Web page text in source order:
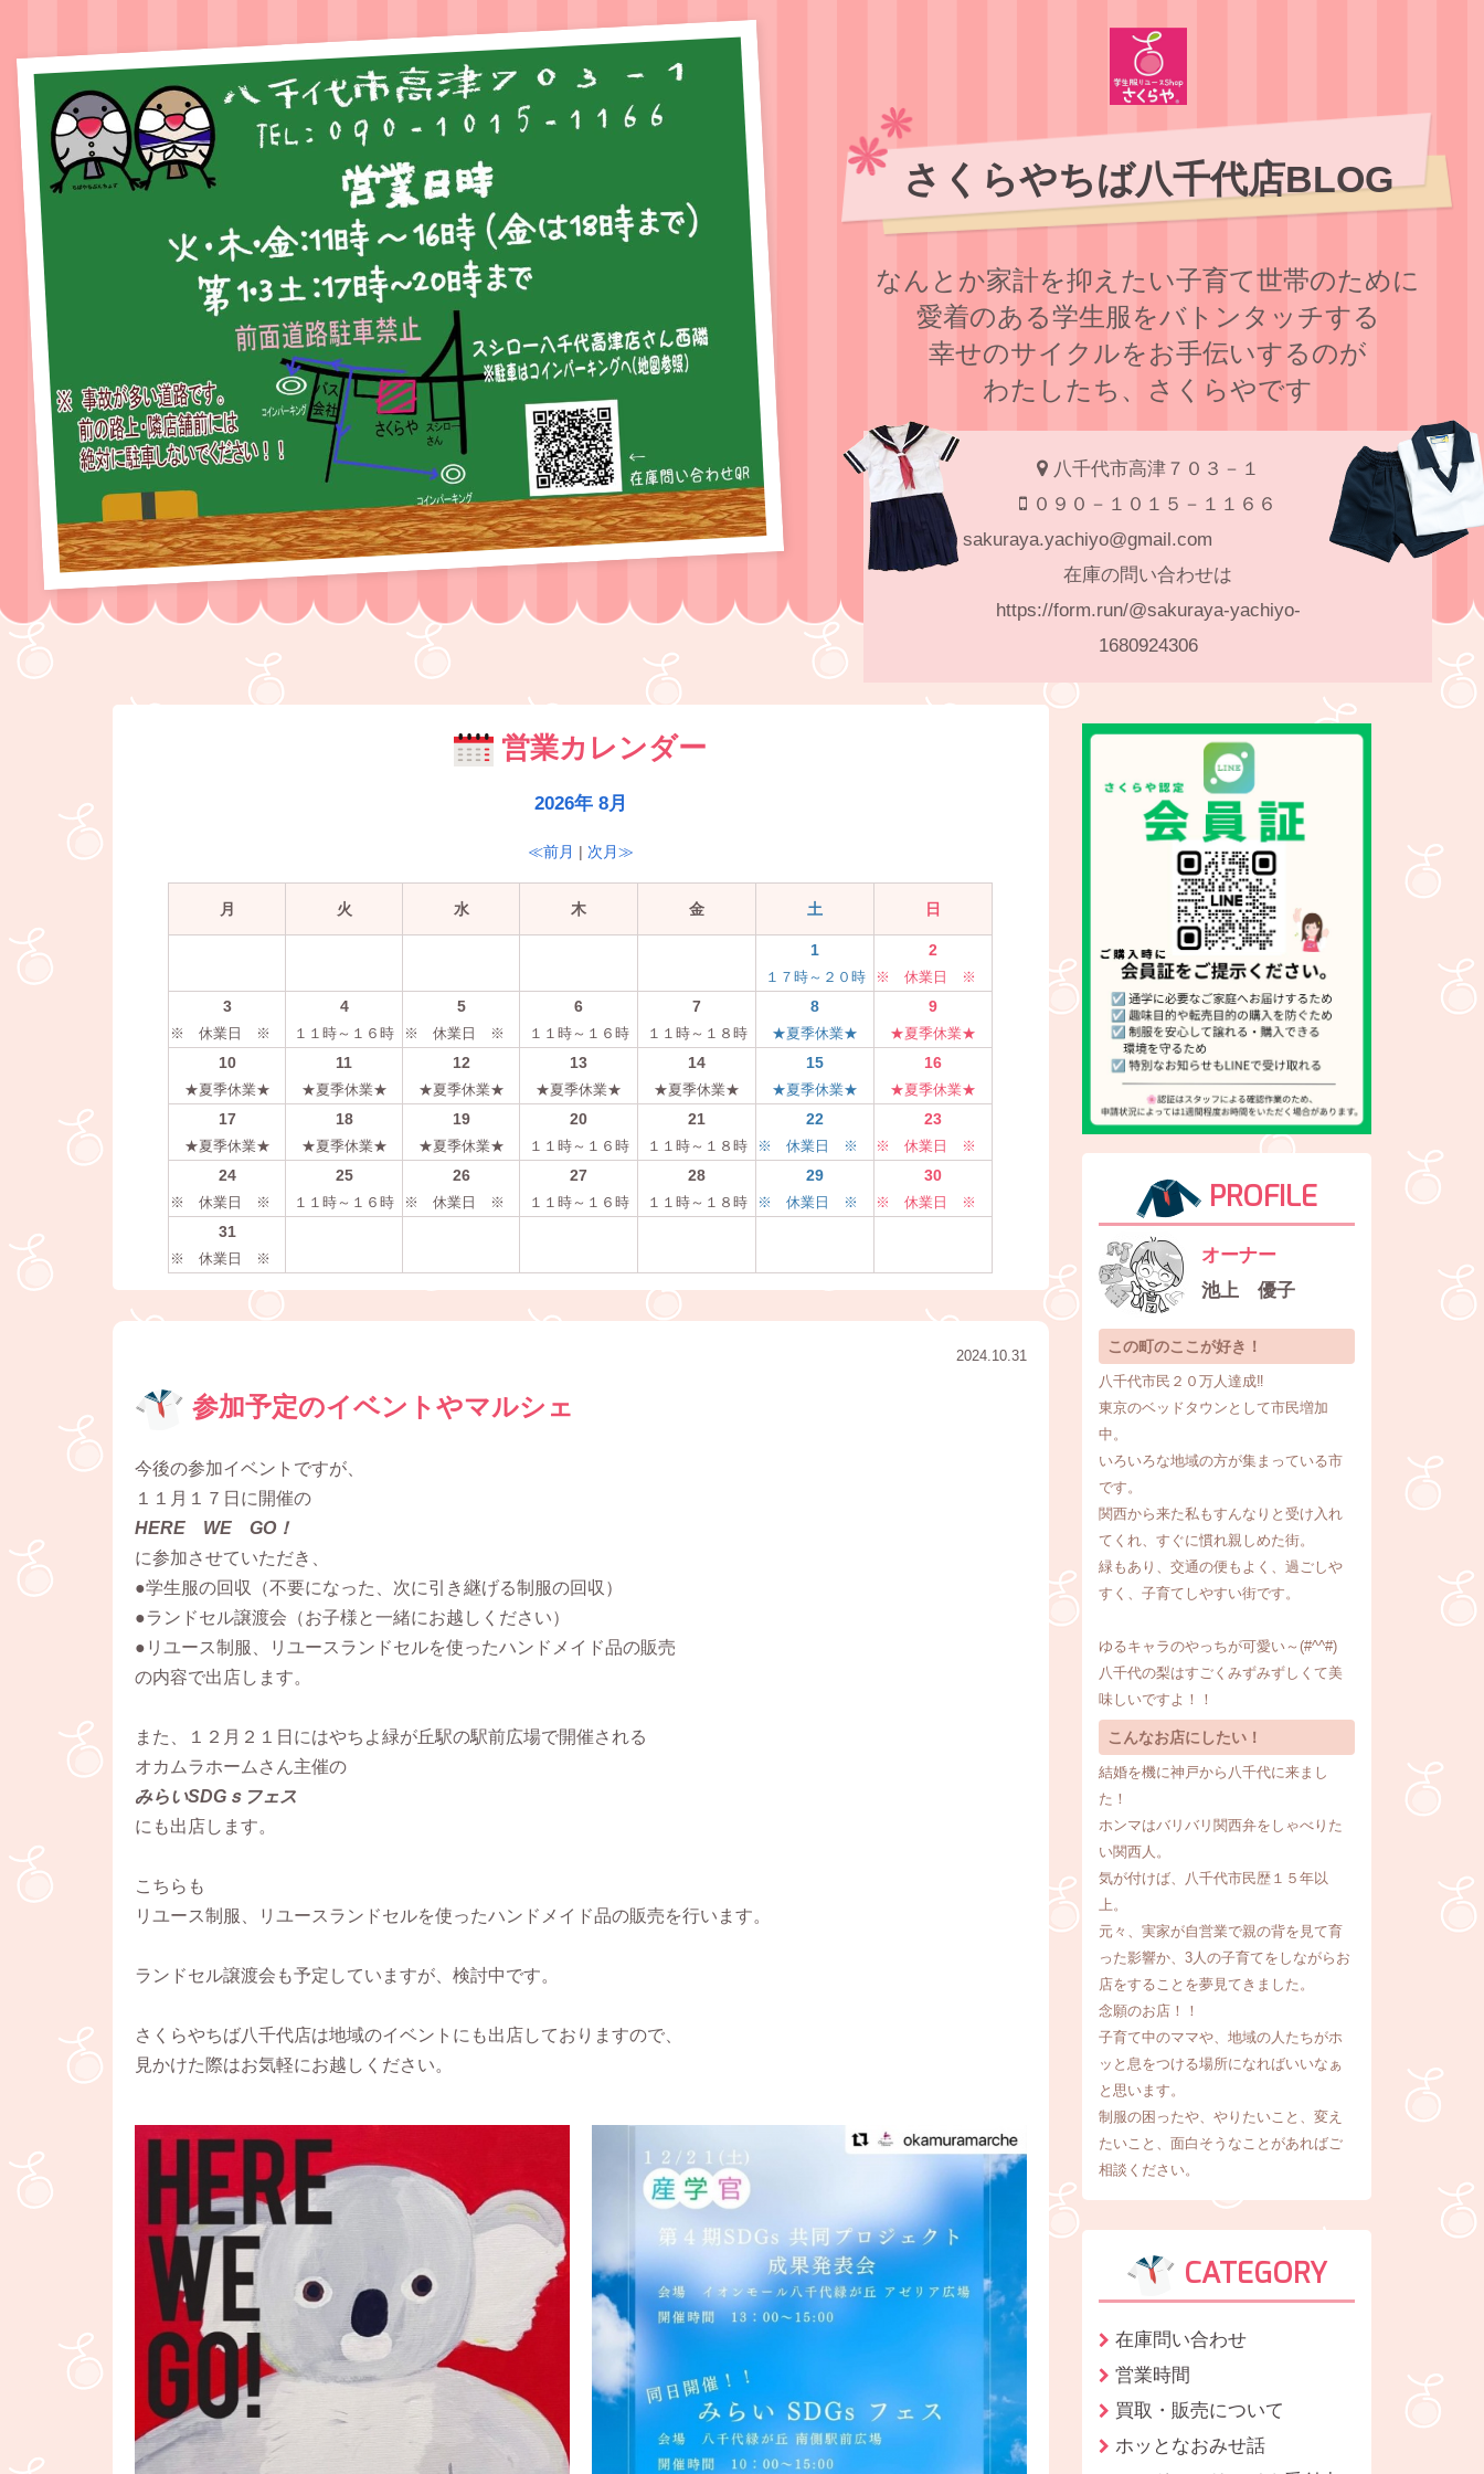
さくらやちば八千代店BLOG
なんとか家計を抑えたい子育て世帯のために
愛着のある学⽣服をバトンタッチする
幸せのサイクルをお⼿伝いするのが
わたしたち、さくらやです
八千代市高津７０３－１
０９０－１０１５－１１６６
sakuraya.yachiyo@gmail.com
在庫の問い合わせは
https://form.run/@sakuraya-yachiyo-
1680924306
営業カレンダー
2026年 8月
≪前月 | 次月≫
月 火 水 木 金 土 日
1
１７時～２０時
2
※ 休業日 ※
3
※ 休業日 ※
4
１１時～１６時
5
※ 休業日 ※
6
１１時～１６時
7
１１時～１８時
8
★夏季休業★
9
★夏季休業★
10
★夏季休業★
11
★夏季休業★
12
★夏季休業★
13
★夏季休業★
14
★夏季休業★
15
★夏季休業★
16
★夏季休業★
17
★夏季休業★
18
★夏季休業★
19
★夏季休業★
20
１１時～１６時
21
１１時～１８時
22
※ 休業日 ※
23
※ 休業日 ※
24
※ 休業日 ※
25
１１時～１６時
26
※ 休業日 ※
27
１１時～１６時
28
１１時～１８時
29
※ 休業日 ※
30
※ 休業日 ※
31
※ 休業日 ※
2024.10.31
参加予定のイベントやマルシェ
今後の参加イベントですが、
１１月１７日に開催の
HERE WE GO！
に参加させていただき、
●学生服の回収（不要になった、次に引き継げる制服の回収）
●ランドセル譲渡会（お子様と一緒にお越しください）
●リユース制服、リユースランドセルを使ったハンドメイド品の販売
の内容で出店します。
また、１２月２１日にはやちよ緑が丘駅の駅前広場で開催される
オカムラホームさん主催の
みらいSDGｓフェス
にも出店します。
こちらも
リユース制服、リユースランドセルを使ったハンドメイド品の販売を行います。
ランドセル譲渡会も予定していますが、検討中です。
さくらやちば八千代店は地域のイベントにも出店しておりますので、
見かけた際はお気軽にお越しください。
PROFILE
オーナー
池上 優子
この町のここが好き！
八千代市民２０万人達成‼️
東京のベッドタウンとして市民増加
中。
いろいろな地域の方が集まっている市
です。
関西から来た私もすんなりと受け入れ
てくれ、すぐに慣れ親しめた街。
緑もあり、交通の便もよく、過ごしや
すく、子育てしやすい街です。
ゆるキャラのやっちが可愛い～(#^^#)
八千代の梨はすごくみずみずしくて美
味しいですよ！！
こんなお店にしたい！
結婚を機に神戸から八千代に来まし
た！
ホンマはバリバリ関西弁をしゃべりた
い関西人。
気が付けば、八千代市民歴１５年以
上。
元々、実家が自営業で親の背を見て育
った影響か、3人の子育てをしながらお
店をすることを夢見てきました。
念願のお店！！
子育て中のママや、地域の人たちがホ
ッと息をつける場所になればいいなぁ
と思います。
制服の困ったや、やりたいこと、変え
たいこと、面白そうなことがあればご
相談ください。
CATEGORY
在庫問い合わせ
営業時間
買取・販売について
ホッとなおみせ話